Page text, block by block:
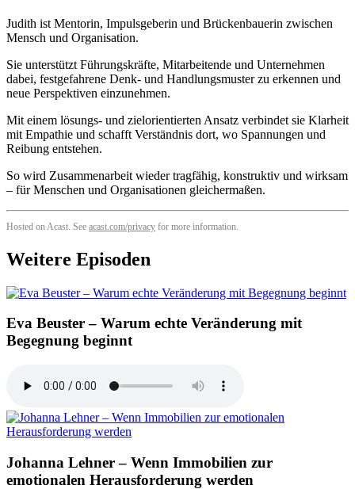
Judith ist Mentorin, Impulsgeberin und Brückenbauerin zwischen
Mensch und Organisation.
Sie unterstützt Führungskräfte, Mitarbeitende und Unternehmen
dabei, festgefahrene Denk- und Handlungsmuster zu erkennen und
neue Perspektiven einzunehmen.
Mit einem lösungs- und zielorientierten Ansatz verbindet sie Klarheit
mit Empathie und schafft Verständnis dort, wo Spannungen und
Reibung entstehen.
So wird Zusammenarbeit wieder tragfähig, konstruktiv und wirksam
– für Menschen und Organisationen gleichermaßen.
Hosted on Acast. See acast.com/privacy for more information.
Weitere Episoden
Eva Beuster – Warum echte Veränderung mit
Begegnung beginnt
Johanna Lehner – Wenn Immobilien zur
emotionalen Herausforderung werden